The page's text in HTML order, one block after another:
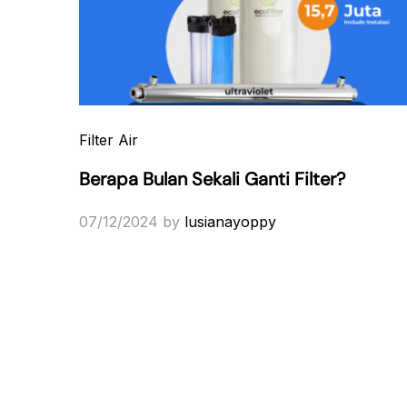
Filter Air
Berapa Bulan Sekali Ganti Filter?
07/12/2024 by lusianayoppy